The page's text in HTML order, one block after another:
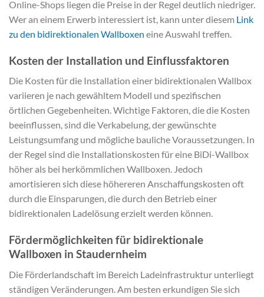
Online-Shops liegen die Preise in der Regel deutlich niedriger.
Wer an einem Erwerb interessiert ist, kann unter diesem Link
zu den bidirektionalen Wallboxen eine Auswahl treffen.
Kosten der Installation und Einflussfaktoren
Die Kosten für die Installation einer bidirektionalen Wallbox
variieren je nach gewähltem Modell und spezifischen
örtlichen Gegebenheiten. Wichtige Faktoren, die die Kosten
beeinflussen, sind die Verkabelung, der gewünschte
Leistungsumfang und mögliche bauliche Voraussetzungen. In
der Regel sind die Installationskosten für eine BiDi-Wallbox
höher als bei herkömmlichen Wallboxen. Jedoch
amortisieren sich diese höhereren Anschaffungskosten oft
durch die Einsparungen, die durch den Betrieb einer
bidirektionalen Ladelösung erzielt werden können.
Fördermöglichkeiten für bidirektionale
Wallboxen in Staudernheim
Die Förderlandschaft im Bereich Ladeinfrastruktur unterliegt
ständigen Veränderungen. Am besten erkundigen Sie sich